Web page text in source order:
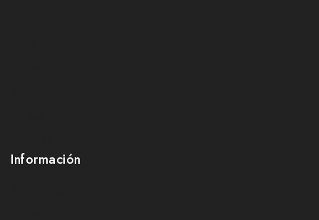
Información